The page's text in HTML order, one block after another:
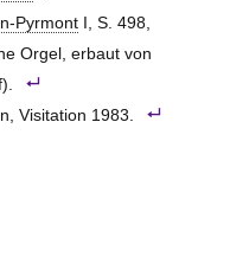
PyrmontI, S. 498,
Orgel, erbaut von
).
Visitation 1983.